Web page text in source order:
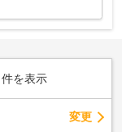
件を表示
変更